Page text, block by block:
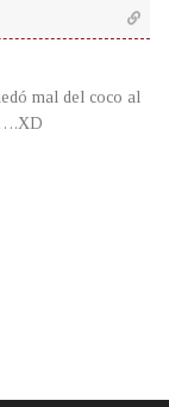
mal del coco al